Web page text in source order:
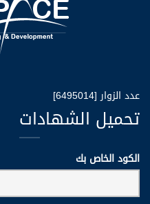
عدد الزوار [6495014]
تحميل الشهادات
الكود الخاص بك